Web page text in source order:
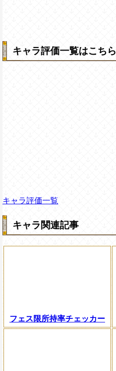
キャラ評価一覧はこちら
キャラ評価一覧
キャラ関連記事
フェス限所持率チェッカー